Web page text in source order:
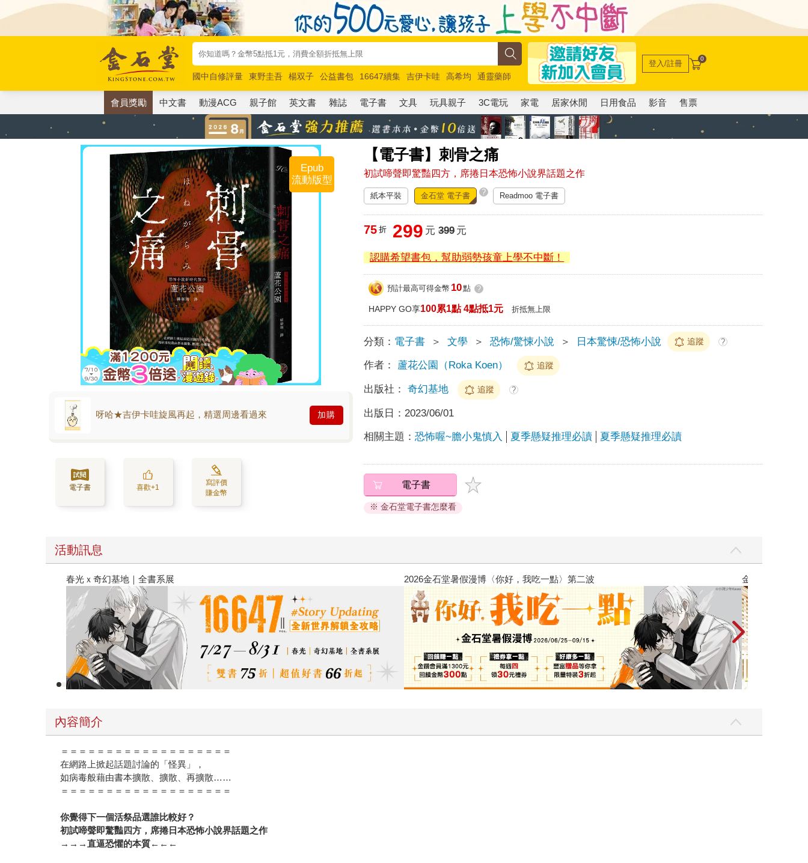
國中自修評量 東野圭吾 楊双子 公益書包 16647續集 吉伊卡哇 高希均
通靈藥師
唯紅花綻放
奧德賽 路邊攤新作 馬斯克 玩具總動員5 超慢跑
登入/註冊 0
會員獎勵 中文書 動漫ACG 親子館 英文書 雜誌 電子書 文具 玩具親子 3C電玩 家電 居家休閒 日用食品 影音 售票
【電子書】刺骨之痛
初試啼聲即驚豔四方，席捲日本恐怖小說界話題之作
Epub
流動版型
呀哈★吉伊卡哇旋風再起，精選周邊看過來 加購
電子書 喜歡+1
寫評價
賺金幣
紙本平裝 金石堂 電子書 ? Readmoo 電子書
75 折 299 元 399元
認購希望書包，幫助弱勢孩童上學不中斷！
預計最高可得金幣 10點 ?
HAPPY GO享100累1點 4點抵1元 折抵無上限
分類： 電子書 ＞ 文學 ＞ 恐怖/驚悚小說 ＞ 日本驚悚/恐怖小說 追蹤 ?
作者： 蘆花公園（Roka Koen） 追蹤
出版社： 奇幻基地 追蹤 ?
出版日： 2023/06/01
相關主題：恐怖喔~膽小鬼慎入 夏季懸疑推理必讀 夏季懸疑推理必讀
電子書
※ 金石堂電子書怎麼看
活動訊息
春光ｘ奇幻基地｜全書系展 2026金石堂暑假漫博〈你好，我吃一點〉第二波 金石堂2026海
內容簡介
＝＝＝＝＝＝＝＝＝＝＝＝＝＝＝＝＝＝＝
在網路上掀起話題討論的「怪異」，
如病毒般藉由書本擴散、擴散、再擴散……
＝＝＝＝＝＝＝＝＝＝＝＝＝＝＝＝＝＝＝
你覺得下一個活祭品選誰比較好？
初試啼聲即驚豔四方，席捲日本恐怖小說界話題之作
→→→直逼恐懼的本質←←←